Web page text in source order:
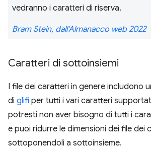
vedranno i caratteri di riserva.
Bram Stein, dall'Almanacco web 2022
Caratteri di sottoinsiemi
I file dei caratteri in genere includono
di glifi per tutti i vari caratteri
potresti non aver bisogno di tutti i
e puoi ridurre le dimensioni dei file dei
sottoponendoli a sottoinsieme.